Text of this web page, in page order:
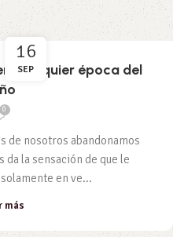
16
SEP
cualquier época del
0
de nosotros abandonamos
la sensación de que le
en ve...
más